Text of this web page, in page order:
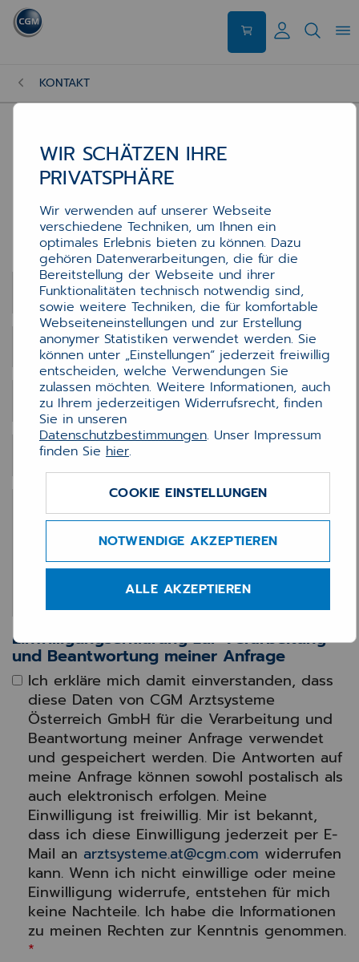
KONTAKT
Kontakt
Kontakt
Kontaktformular
E-Mail-Adresse*
Anrede
Vorname *
Nachname *
Einwilligungserklärung zur Verarbeitung
und Beantwortung meiner Anfrage
Ich erkläre mich damit einverstanden, dass
diese Daten von CGM Arztsysteme
Österreich GmbH für die Verarbeitung und
Beantwortung meiner Anfrage verwendet
und gespeichert werden. Die Antworten auf
meine Anfrage können sowohl postalisch als
auch elektronisch erfolgen. Meine
Einwilligung ist freiwillig. Mir ist bekannt,
dass ich diese Einwilligung jederzeit per E-
Mail an arztsysteme.at@cgm.com widerrufen
kann. Wenn ich nicht einwillige oder meine
Einwilligung widerrufe, entstehen für mich
keine Nachteile. Ich habe die Informationen
zu meinen Rechten zur Kenntnis genommen.
*
WIR SCHÄTZEN IHRE
PRIVATSPHÄRE
Wir verwenden auf unserer Webseite
verschiedene Techniken, um Ihnen ein
optimales Erlebnis bieten zu können. Dazu
gehören Datenverarbeitungen, die für die
Bereitstellung der Webseite und ihrer
Funktionalitäten technisch notwendig sind,
sowie weitere Techniken, die für komfortable
Webseiteneinstellungen und zur Erstellung
anonymer Statistiken verwendet werden. Sie
können unter „Einstellungen“ jederzeit freiwillig
entscheiden, welche Verwendungen Sie
zulassen möchten. Weitere Informationen, auch
zu Ihrem jederzeitigen Widerrufsrecht, finden
Sie in unseren
Datenschutzbestimmungen. Unser Impressum
finden Sie hier.
COOKIE EINSTELLUNGEN
NOTWENDIGE AKZEPTIEREN
ALLE AKZEPTIEREN